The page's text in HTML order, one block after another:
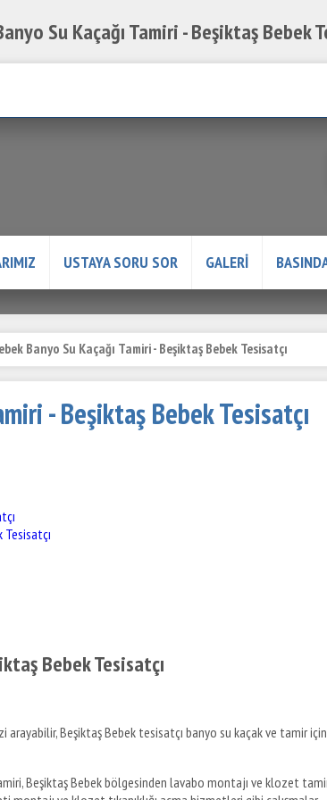
Su Kaçağı Tamiri - Beşiktaş Bebek
USTAYA SORU SOR GALERİ
Banyo Su Kaçağı Tamiri - Beşiktaş Bebek Tesisatçı
- Beşiktaş Bebek Tesisatçı
Tesisatçı
Bebek Tesisatçı
Beşiktaş Bebek tesisatçı banyo su kaçak ve tamir için
Beşiktaş Bebek bölgesinden lavabo montajı ve klozet